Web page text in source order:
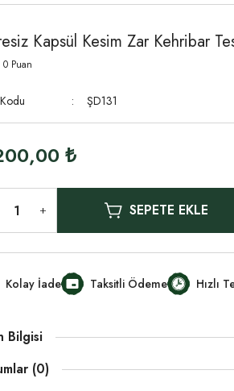
Kapsül Kesim Zar Kehribar
0 Puan
ŞD131
₺
SEPETE EKLE
Kolay İade Taksitli Ödeme Hızlı
Bilgisi
(0)